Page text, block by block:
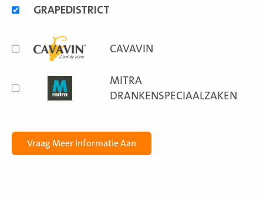
formulesGRAPEDISTRICT
CAVAVIN
MITRA
DRANKENSPECIAALZAKEN